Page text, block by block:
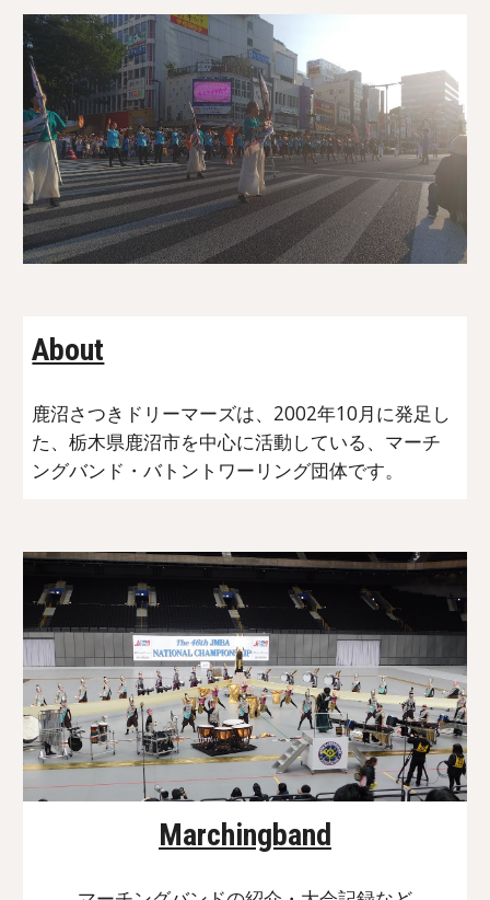
About
鹿沼さつきドリーマーズは、2002年10月に発足し
た、栃木県鹿沼市を中心に活動している、マーチ
ングバンド・バトントワーリング団体です。
Marchingband